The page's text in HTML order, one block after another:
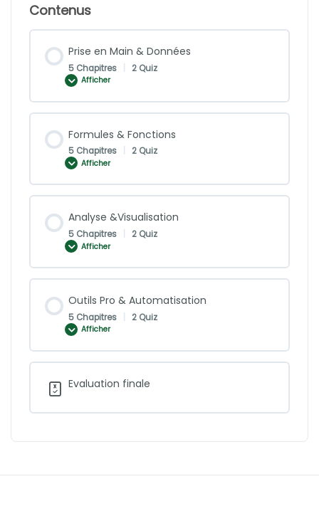
Contenus
Prise en Main & Données
5 Chapitres 2 Quiz
Afficher
Formules & Fonctions
5 Chapitres 2 Quiz
Afficher
Analyse &Visualisation
5 Chapitres 2 Quiz
Afficher
Outils Pro & Automatisation
5 Chapitres 2 Quiz
Afficher
Evaluation finale